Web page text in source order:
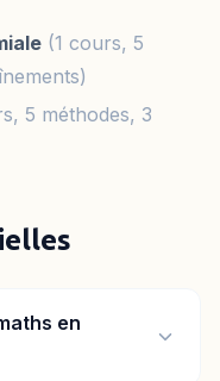
(1 cours, 5
5 méthodes, 3
en